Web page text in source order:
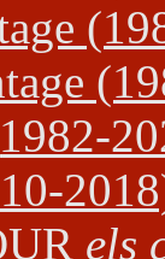
els